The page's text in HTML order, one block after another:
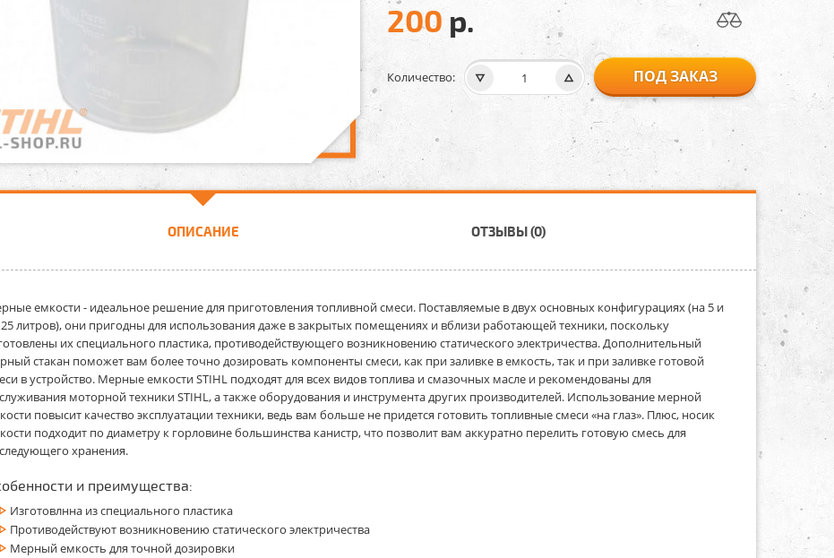
200 р.
Количество: ПОД ЗАКАЗ
ОПИСАНИЕ ОТЗЫВЫ (0)
емкости- идеальное решение для приготовления топливной смеси. Поставляемые в двух основных конфигурациях (на 5 и
литров), они пригодны для использования даже в закрытых помещениях и вблизи работающей техники, поскольку
их специального пластика, противодействующего возникновению статического электричества. Дополнительный
стакан поможет вам более точно дозировать компоненты смеси, как при заливке в емкость, так и при заливке готовой
в устройство. Мерные емкости STIHL подходят для всех видов топлива и смазочных масле и рекомендованы для
моторной техники STIHL, а также оборудования и инструмента других производителей. Использование мерной
повысит качество эксплуатации техники, ведь вам больше не придется готовить топливные смеси «на глаз». Плюс, носик
подходит по диаметру к горловине большинства канистр, что позволит вам аккуратно перелить готовую смесь для
хранения.
и преимущества:
Изготовлнна из специального пластика
Противодействуют возникновению статического электричества
Мерный емкость для точной дозировки